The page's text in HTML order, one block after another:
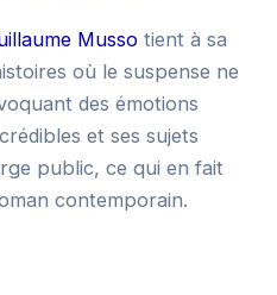
Musso tient à sa
où le suspense ne
des émotions
et ses sujets
public, ce qui en fait
contemporain.